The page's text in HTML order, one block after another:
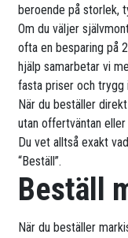
beroende på storlek,
Om du väljer
ofta en besparing på
hjälp samarbetar vi
fasta priser och trygg
När du beställer
utan offertväntan
Du vet alltså exakt
“Beställ”.
Beställ
När du beställer